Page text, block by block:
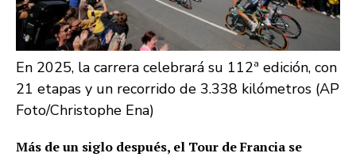
En 2025, la carrera celebrará su 112ª edición, con
21 etapas y un recorrido de 3.338 kilómetros (AP
Foto/Christophe Ena)
Más de un siglo después, el Tour de Francia se